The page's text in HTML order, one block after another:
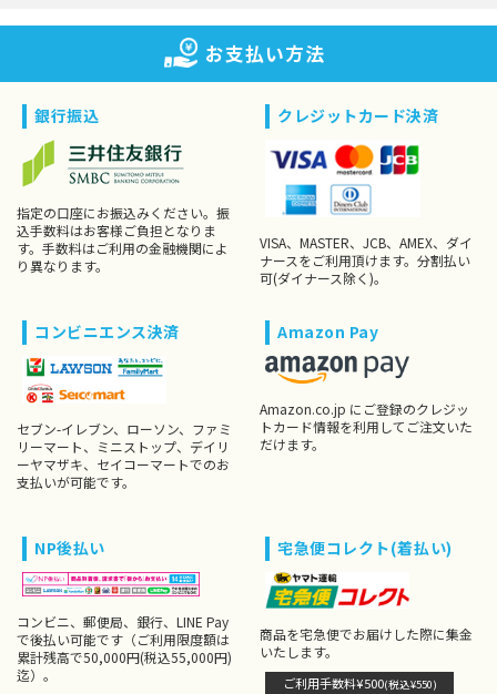
お支払い方法
銀行振込
指定の口座にお振込みください。振
込手数料はお客様ご負担となりま
す。手数料はご利用の金融機関によ
り異なります。
クレジットカード決済
VISA、MASTER、JCB、AMEX、ダイ
ナースをご利用頂けます。分割払い
可(ダイナース除く)。
コンビニエンス決済
セブン-イレブン、ローソン、ファミ
リーマート、ミニストップ、デイリ
ーヤマザキ、セイコーマートでのお
支払いが可能です。
Amazon Pay
Amazon.co.jp にご登録のクレジッ
トカード情報を利用してご注文いた
だけます。
NP後払い
コンビニ、郵便局、銀行、LINE Pay
で後払い可能です（ご利用限度額は
累計残高で50,000円(税込55,000円)
迄）。
宅急便コレクト(着払い)
商品を宅急便でお届けした際に集金
いたします。
ご利用手数料¥500(税込¥550)